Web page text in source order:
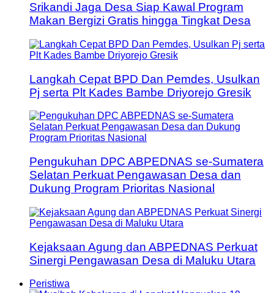
Srikandi Jaga Desa Siap Kawal Program
Makan Bergizi Gratis hingga Tingkat Desa
Langkah Cepat BPD Dan Pemdes, Usulkan
Pj serta Plt Kades Bambe Driyorejo Gresik
Pengukuhan DPC ABPEDNAS se-Sumatera
Selatan Perkuat Pengawasan Desa dan
Dukung Program Prioritas Nasional
Kejaksaan Agung dan ABPEDNAS Perkuat
Sinergi Pengawasan Desa di Maluku Utara
Peristiwa